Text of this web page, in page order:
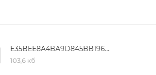
E35BEE8A4BA9D845BB1963FD8BBC4F68
103,6 кб